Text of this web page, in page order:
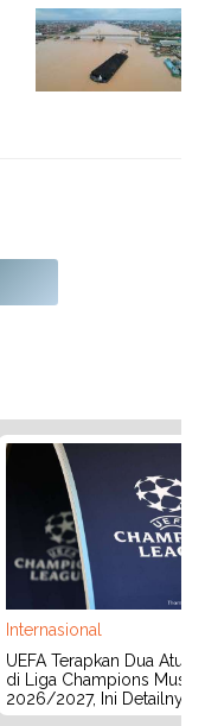
Internasional
UEFA Terapkan Dua
di Liga Champions Musim
2026/2027, Ini Detailnya